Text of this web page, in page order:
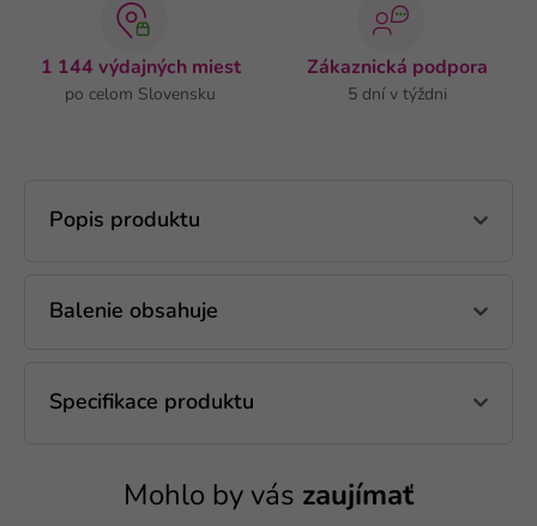
1 144 výdajných miest
po celom Slovensku
Zákaznická podpora
5 dní v týždni
Popis produktu
Balenie obsahuje
Specifikace produktu
Mohlo by vás zaujímať